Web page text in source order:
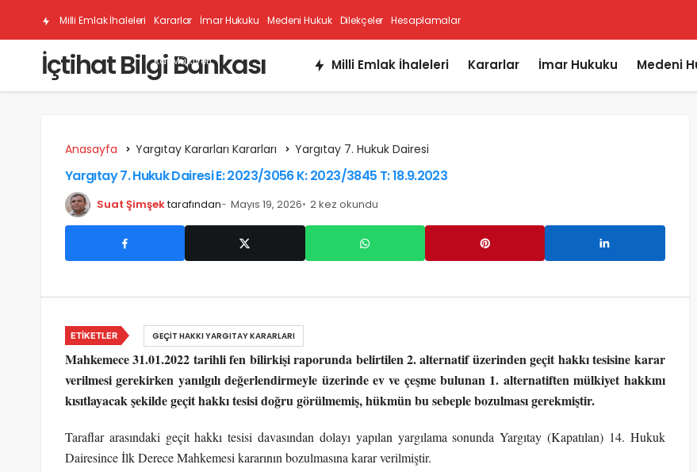
Milli Emlak İhaleleri Kararlar İmar Hukuku Medeni Hukuk Dilekçeler Hesaplamalar
Kat Mülkiyeti
İçtihat Bilgi Bankası Milli Emlak İhaleleri Kararlar İmar Hukuku Medeni
Anasayfa Yargıtay Kararları Kararları Yargıtay 7. Hukuk Dairesi
Yargıtay 7. Hukuk Dairesi E: 2023/3056 K: 2023/3845 T: 18.9.2023
Suat Şimşektarafından Mayıs 19, 2026 2 kez okundu
Mahkemece 31.01.2022 tarihli fen bilirkişi raporunda belirtilen 2. alternatif üzerinden geçit hakkı tesisine karar
verilmesi gerekirken yanılgılı değerlendirmeyle üzerinde ev ve çeşme bulunan 1. alternatiften mülkiyet hakkını
kısıtlayacak şekilde geçit hakkı tesisi doğru görülmemiş, hükmün bu sebeple bozulması gerekmiştir.
Taraflar arasındaki geçit hakkı tesisi davasından dolayı yapılan yargılama sonunda Yargıtay (Kapatılan) 14. Hukuk
Dairesince İlk Derece Mahkemesi kararının bozulmasına karar verilmiştir.
ETIKETLER GEÇIT HAKKI YARGITAY KARARLARI